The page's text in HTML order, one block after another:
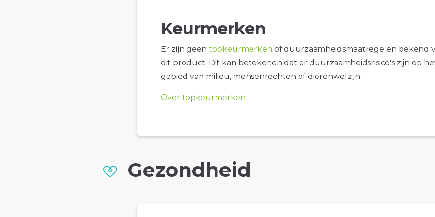
Keurmerken
Er zijn geen topkeurmerken of duurzaamheidsmaatregelen bekend
dit product. Dit kan betekenen dat er duurzaamheidsrisico's zijn op
gebied van milieu, mensenrechten of dierenwelzijn.
Over topkeurmerken
Gezondheid